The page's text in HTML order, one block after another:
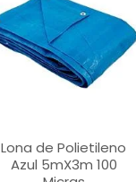
Lona de Polietileno
Azul 5mX3m 100